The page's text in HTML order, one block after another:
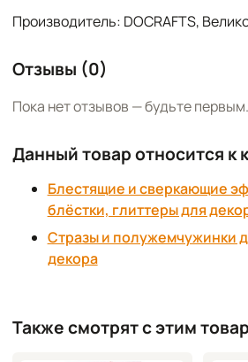
Производитель: DOCRAFTS,
Отзывы (0)
Пока нет отзывов — будьте первым.
Данный товар относится к
Блестящие и сверкающие
блёстки, глиттеры для
Стразы и полужемчужинки
декора
Также смотрят с этим